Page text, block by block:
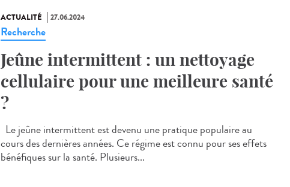
ACTUALITÉ 27.06.2024
Recherche
Jeûne intermittent : un nettoyage
cellulaire pour une meilleure santé
?
Le jeûne intermittent est devenu une pratique populaire au
cours des dernières années. Ce régime est connu pour ses effets
bénéfiques sur la santé. Plusieurs...